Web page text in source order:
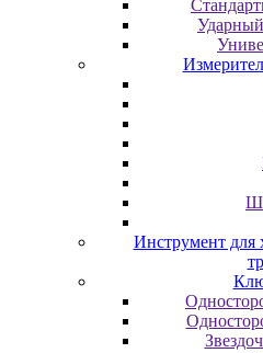
Инструмент для